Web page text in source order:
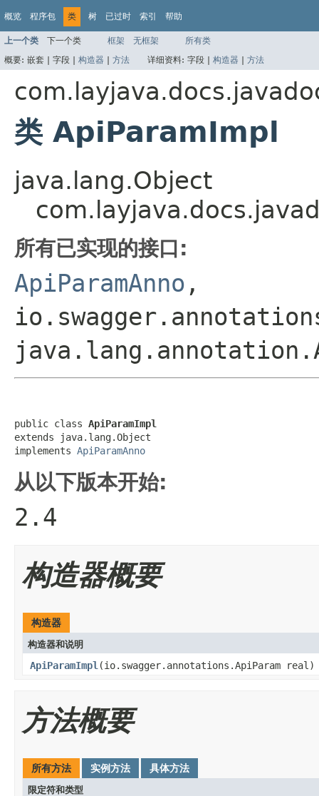
概览 程序包 类 树 已过时 索引 帮助
上一个类 下一个类 框架 无框架
所有类
概要: 嵌套 | 字段 | 构造器 | 方法 详细资料: 字段 | 构造器 | 方法
类 ApiParamImpl
java.lang.Object
所有已实现的接口:
ApiParamAnno ,
public class ApiParamImpl
extends java.lang.Object
implements ApiParamAnno
从以下版本开始:
2.4
构造器概要
构造器
构造器和说明
ApiParamImpl (io.swagger.annotations.ApiParam real)
方法概要
所有方法 实例方法 具体方法
限定符和类型